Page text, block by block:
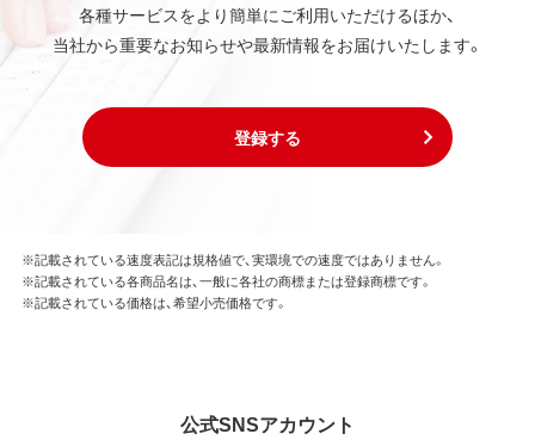
各種サービスをより簡単にご利用いただけるほか、
当社から重要なお知らせや最新情報をお届けいたします。
登録する
※記載されている速度表記は規格値で、実環境での速度ではありません。
※記載されている各商品名は、一般に各社の商標または登録商標です。
※記載されている価格は、希望小売価格です。
公式SNSアカウント